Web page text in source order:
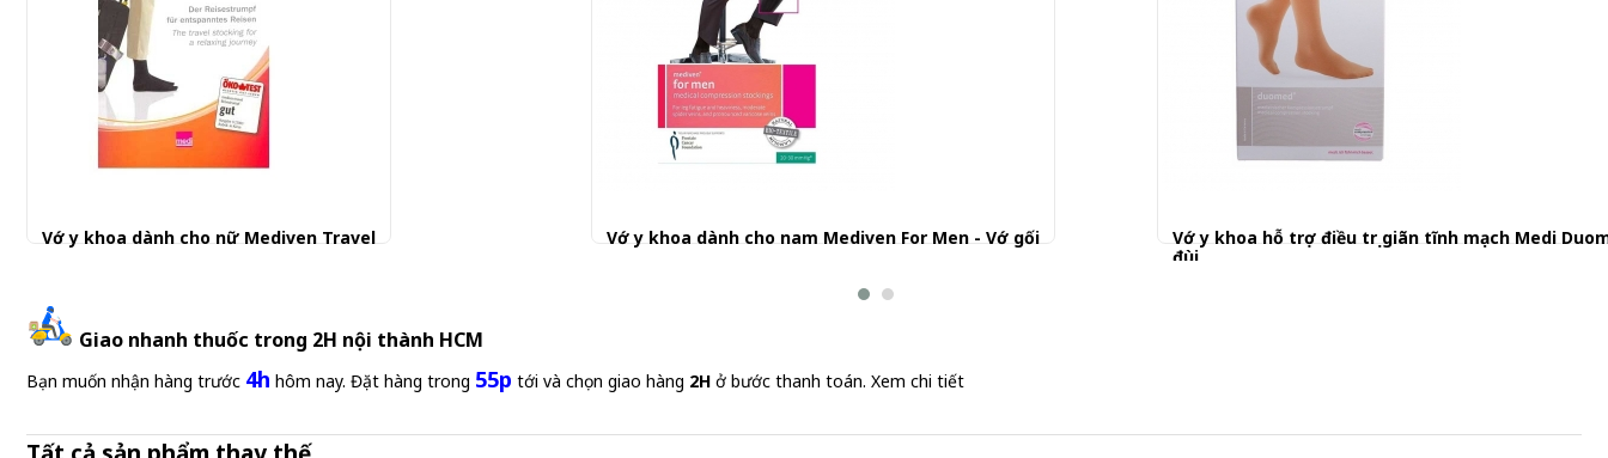
Vớ y khoa dành cho nữ Mediven Travel Vớ y khoa dành cho nam Mediven For Men - Vớ gối
Vớ y khoa hỗ trợ điều trị giãn tĩnh mạch Medi
đùi
Giao nhanh thuốc trong 2H nội thành HCM
Bạn muốn nhận hàng trước 4h hôm nay. Đặt hàng trong 55p tới và chọn giao hàng 2H ở bước thanh toán. Xem chi tiết